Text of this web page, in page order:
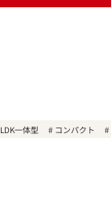
LDK一体型 コンパクト